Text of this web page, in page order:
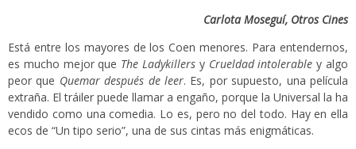
Carlota Moseguí, Otros Cines
Está entre los mayores de los Coen menores. Para entendernos,
es mucho mejor que The Ladykillers y Crueldad intolerable y algo
peor que Quemar después de leer. Es, por supuesto, una película
extraña. El tráiler puede llamar a engaño, porque la Universal la ha
vendido como una comedia. Lo es, pero no del todo. Hay en ella
ecos de “Un tipo serio”, una de sus cintas más enigmáticas.